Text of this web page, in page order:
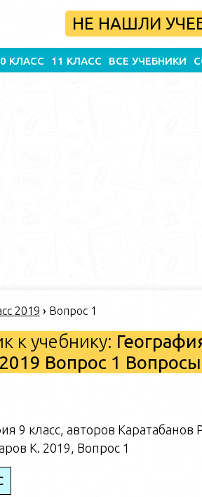
НЕ НАШЛИ
КЛАСС 11 КЛАСС ВСЕ УЧЕБНИКИ
2019 › Вопрос 1
к учебнику:
Вопрос 1 Вопросы
9 класс, авторов Каратабанов
К. 2019, Вопрос 1